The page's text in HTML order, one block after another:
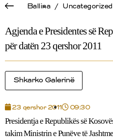
Ballina/ Uncategorized
Agjenda e Presidentes së
për datën 23 qershor 2011
Shkarko Galerinë
23 qershor 2011 09:30
Presidentja e Republikës së
takim Ministrin e Punëve të